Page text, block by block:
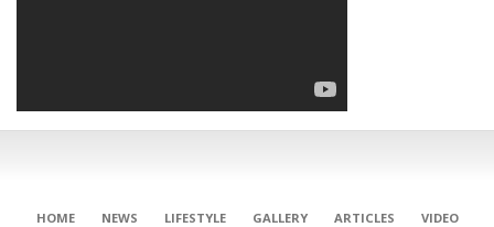
HOME NEWS LIFESTYLE GALLERY ARTICLES
VIDEO